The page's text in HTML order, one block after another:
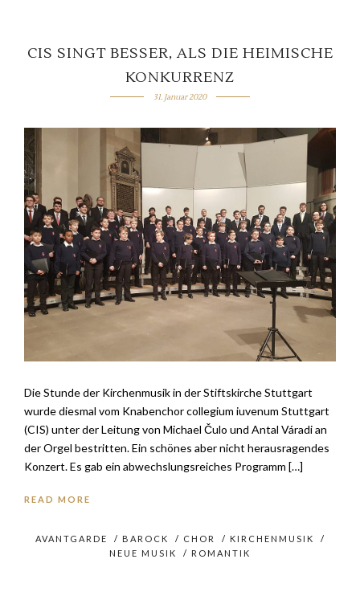
CIS SINGT BESSER, ALS DIE HEIMISCHE
KONKURRENZ
31. Januar 2020
Die Stunde der Kirchenmusik in der Stiftskirche Stuttgart
wurde diesmal vom Knabenchor collegium iuvenum Stuttgart
(CIS) unter der Leitung von Michael Čulo und Antal Váradi an
der Orgel bestritten. Ein schönes aber nicht herausragendes
Konzert. Es gab ein abwechslungsreiches Programm […]
READ MORE
AVANTGARDE / BAROCK / CHOR / KIRCHENMUSIK
/
NEUE MUSIK
/ ROMANTIK